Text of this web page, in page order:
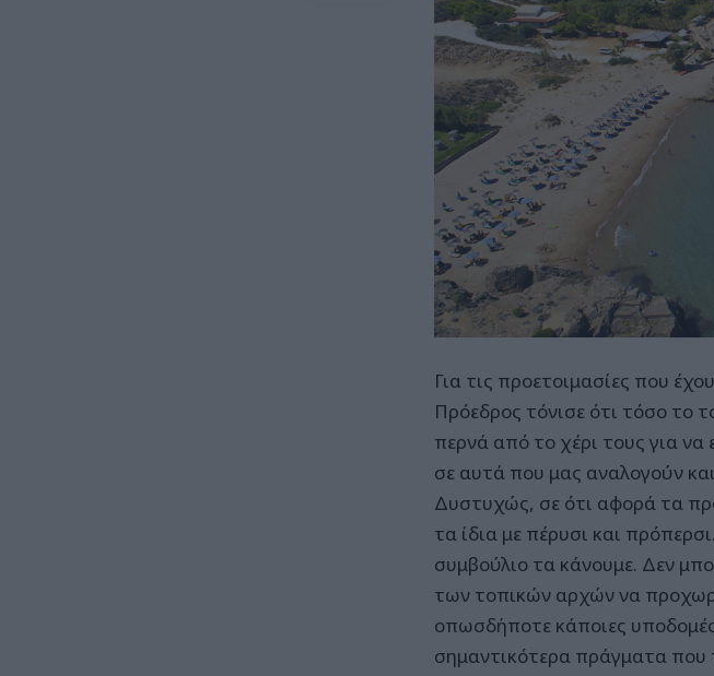
Για τις προετοιμασίες που
Πρόεδρος τόνισε ότι τόσο το
περνά από το χέρι τους για να
σε αυτά που μας αναλογούν
Δυστυχώς, σε ότι αφορά τα
τα ίδια με πέρυσι και
συμβούλιο τα κάνουμε. Δεν
των τοπικών αρχών να
οπωσδήποτε κάποιες
σημαντικότερα πράγματα που